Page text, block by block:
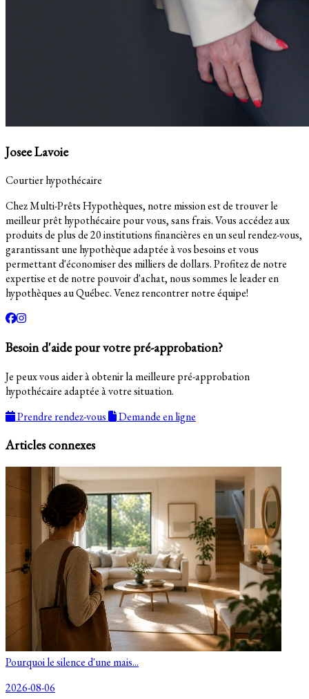
Josee Lavoie
Courtier hypothécaire
Chez Multi-Prêts Hypothèques, notre mission est de trouver le
meilleur prêt hypothécaire pour vous, sans frais. Vous accédez aux
produits de plus de 20 institutions financières en un seul rendez-vous,
garantissant une hypothèque adaptée à vos besoins et vous
permettant d'économiser des milliers de dollars. Profitez de notre
expertise et de notre pouvoir d'achat, nous sommes le leader en
hypothèques au Québec. Venez rencontrer notre équipe!
Besoin d'aide pour votre pré-approbation?
Je peux vous aider à obtenir la meilleure pré-approbation
hypothécaire adaptée à votre situation.
Prendre rendez-vous
Demande en ligne
Articles connexes
Pourquoi le silence d'une mais...
2026-08-06